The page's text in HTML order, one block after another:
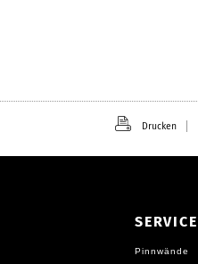
Drucken
SERVICE
Pinnwände